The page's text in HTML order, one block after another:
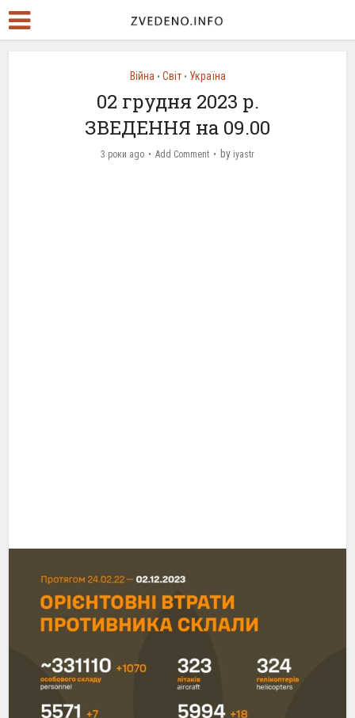
Війна • Світ • Україна
02 грудня 2023 р.
ЗВЕДЕННЯ на 09.00
3 роки ago Add Comment by iyastr